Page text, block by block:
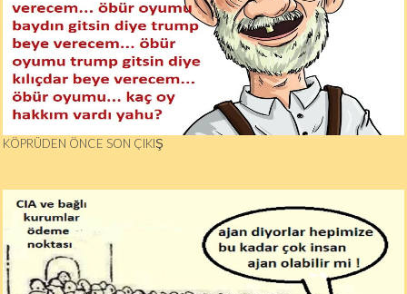
KÖPRÜDEN ÖNCE SON ÇIKIŞ